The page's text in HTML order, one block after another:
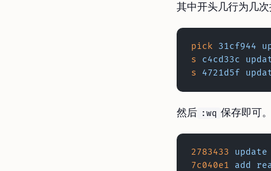
其中开头几行为几
pick 31cf944
s c4cd33c
s 4721d5f
然后 :wq 保存即可
2783433 update
7c040e1 add